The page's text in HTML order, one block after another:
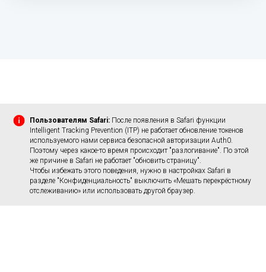
Пользователям Safari: После появления в Safari функции
Intelligent Tracking Prevention (ITP) не работает обновление токенов
используемого нами сервиса безопасной авторизации Auth0.
Поэтому через какое-то время происходит "разлогивание". По этой
же причине в Safari не работает "обновить страницу".
Чтобы избежать этого поведения, нужно в настройках Safari в
разделе "Конфиденциальность" выключить «Мешать перекрёстному
отслеживанию» или использовать другой браузер.